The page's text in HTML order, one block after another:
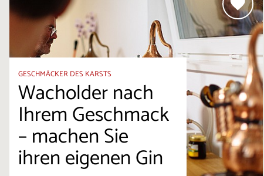
GESCHMÄCKER DES KARSTS
Wacholder nach
Ihrem Geschmack
– machen Sie
ihren eigenen Gin